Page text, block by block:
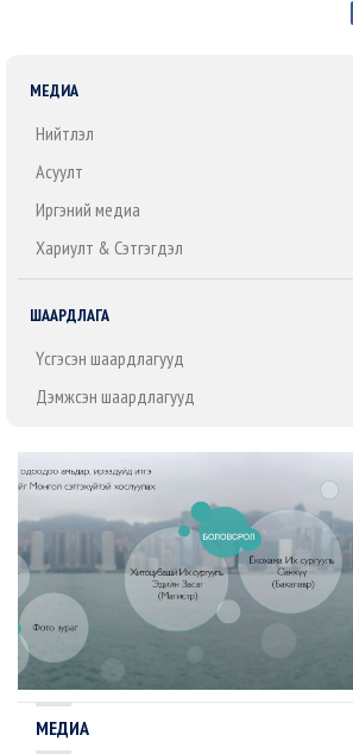
МЕДИА
Нийтлэл
Асуулт
Иргэний медиа
Хариулт & Сэтгэгдэл
ШААРДЛАГА
Үүсгэсэн шаардлагууд
Дэмжсэн шаардлагууд
МЕДИА